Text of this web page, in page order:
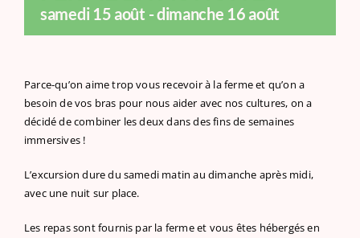
samedi 15 août -dimanche 16 août
Parce-qu’on aime trop vous recevoir à la ferme et qu’on a
besoin de vos bras pour nous aider avec nos cultures, on a
décidé de combiner les deux dans des fins de semaines
immersives !
L’excursion dure du samedi matin au dimanche après midi,
avec une nuit sur place.
Les repas sont fournis par la ferme et vous êtes hébergés en